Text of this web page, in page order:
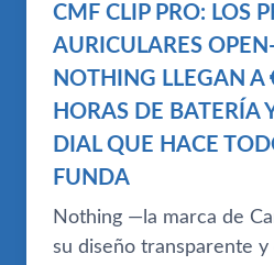
CMF CLIP PRO: LOS
AURICULARES
NOTHING LLEGAN
HORAS DE BATERÍA
DIAL QUE HACE
FUNDA
Nothing —la marca de
su diseño transparente